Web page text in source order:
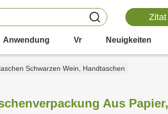
Zitat
Anwendung Vr Neuigkeiten
Schwarzen Wein, Handtaschen
Aus Papier,